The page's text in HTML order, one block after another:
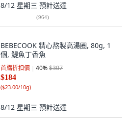
8/12 星期三 預計送達
(964)
BEBECOOK 精心熬製高湯圈, 80g, 1
個, 鯷魚丁香魚
首購折扣價 40%$307
$184
($23.00/10g)
8/12 星期三 預計送達